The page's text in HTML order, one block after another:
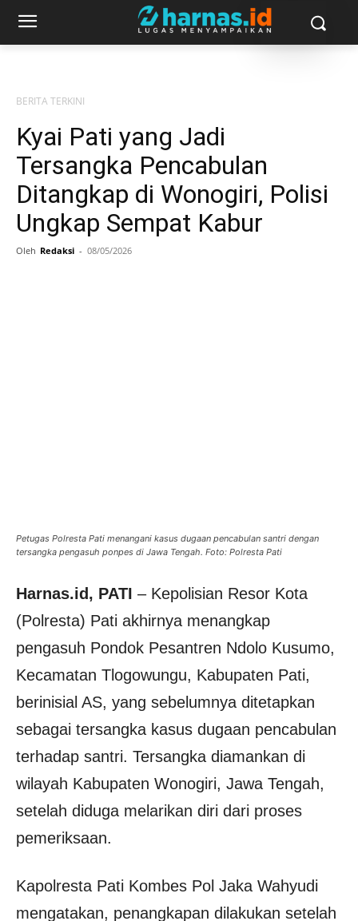
BERITA TERKINI
Kyai Pati yang Jadi
Tersangka Pencabulan
Ditangkap di Wonogiri, Polisi
Ungkap Sempat Kabur
Oleh Redaksi - 08/05/2026
Petugas Polresta Pati menangani kasus dugaan pencabulan santri dengan
tersangka pengasuh ponpes di Jawa Tengah. Foto: Polresta Pati
Harnas.id, PATI – Kepolisian Resor Kota
(Polresta) Pati akhirnya menangkap
pengasuh Pondok Pesantren Ndolo Kusumo,
Kecamatan Tlogowungu, Kabupaten Pati,
berinisial AS, yang sebelumnya ditetapkan
sebagai tersangka kasus dugaan pencabulan
terhadap santri. Tersangka diamankan di
wilayah Kabupaten Wonogiri, Jawa Tengah,
setelah diduga melarikan diri dari proses
pemeriksaan.
Kapolresta Pati Kombes Pol Jaka Wahyudi
mengatakan, penangkapan dilakukan setelah